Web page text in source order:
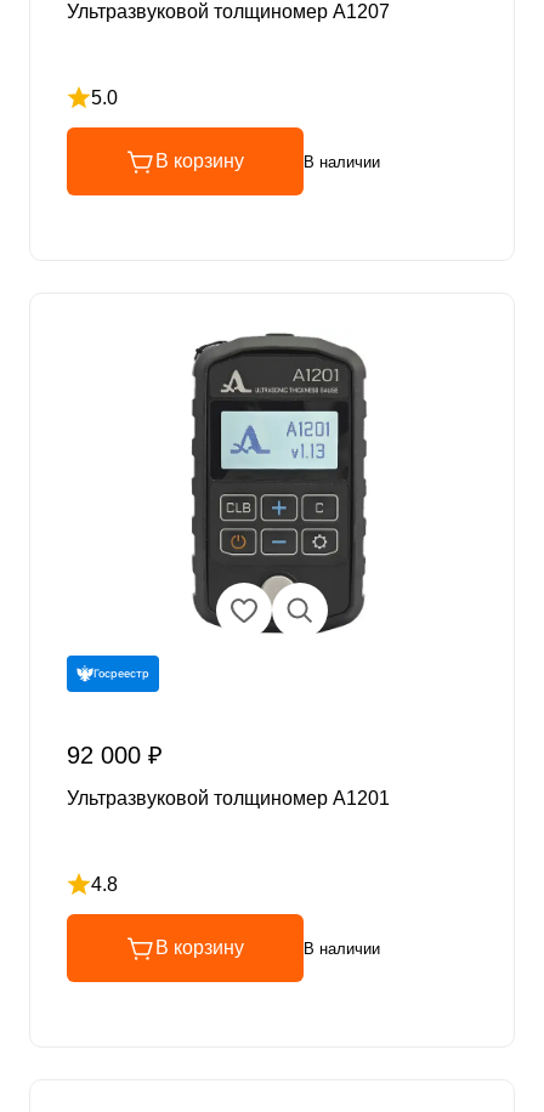
Ультразвуковой толщиномер А1207
5.0
Рейтинг 5 из 5
В корзину В наличии
Госреестр
92 000 ₽
Ультразвуковой толщиномер A1201
4.8
Рейтинг 4.8 из 5
В корзину В наличии